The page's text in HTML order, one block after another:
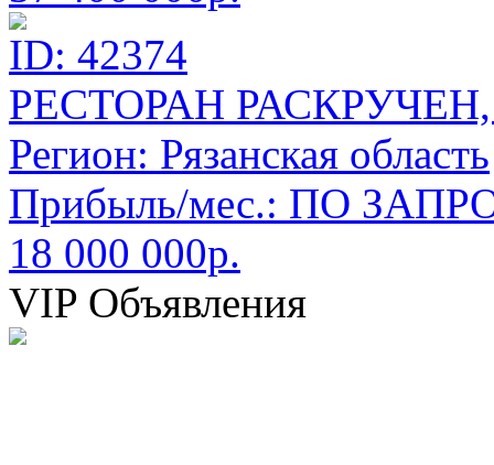
ID: 42374
РЕСТОРАН
Регион: Рязанская область
Прибыль/мес.: ПО
18 000 000р.
VIP Объявления